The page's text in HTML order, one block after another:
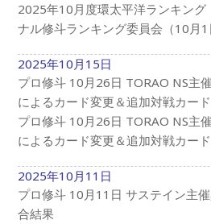
2025年10月度環太平洋ランキング
ナル修斗ランキング委員会（10月
2025年10月15日
プロ修斗 10月26日 TORAO NS主
によるカード変更＆追加対戦カード
プロ修斗 10月26日 TORAO NS主
によるカード変更＆追加対戦カード
2025年10月11日
プロ修斗 10月11日 サステイン主
合結果